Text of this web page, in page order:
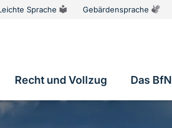
Sprache Gebärdensprache
Recht und Vollzug Das BfN